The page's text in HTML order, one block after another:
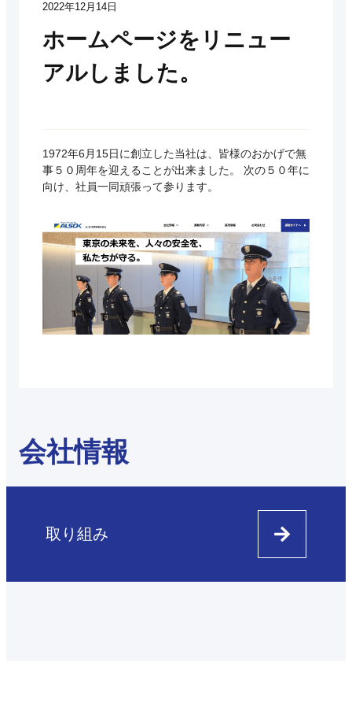
2022年12月14日
ホームページをリニュー
アルしました。
1972年6月15日に創立した当社は、皆様のおかげで無
事５０周年を迎えることが出来ました。 次の５０年に
向け、社員一同頑張って参ります。
会社情報
取り組み